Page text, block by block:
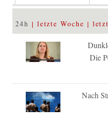
24h letzte Woche
Die
Nach